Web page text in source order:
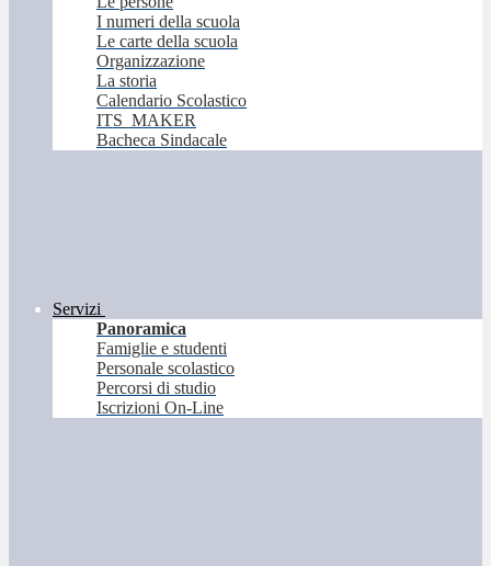
I numeri della scuola
Le carte della scuola
Organizzazione
La storia
Calendario Scolastico
ITS_MAKER
Bacheca Sindacale
Servizi
Panoramica
Famiglie e studenti
Personale scolastico
Percorsi di studio
Iscrizioni On-Line